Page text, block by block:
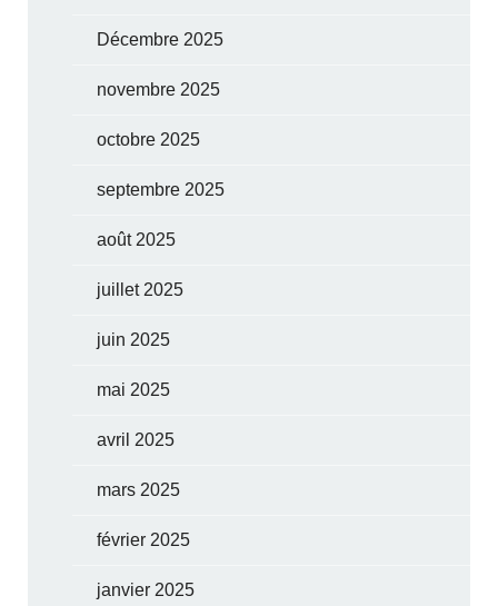
Décembre 2025
novembre 2025
octobre 2025
septembre 2025
août 2025
juillet 2025
juin 2025
mai 2025
avril 2025
mars 2025
février 2025
janvier 2025